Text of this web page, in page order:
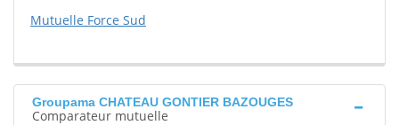
Mutuelle Force Sud
Groupama CHATEAU GONTIER BAZOUGES
Comparateur mutuelle